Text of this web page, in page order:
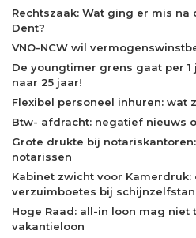
Rechtszaak: Wat ging er mis na
Dent?
VNO-NCW wil
De youngtimer grens gaat per
naar 25 jaar!
Flexibel personeel inhuren: wat
Btw- afdracht: negatief nieuws
Grote drukte bij
notarissen
Kabinet zwicht voor Kamerdruk:
verzuimboetes bij
Hoge Raad: all-in loon mag niet
vakantieloon